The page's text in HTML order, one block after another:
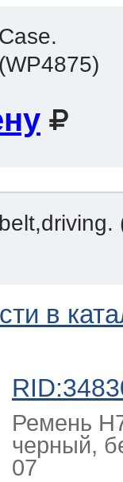
Case.
(WP4875)
belt,driving.
в
Ремень
черный,
07